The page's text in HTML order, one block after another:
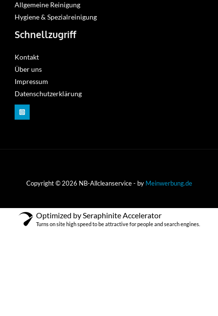
Allgemeine Reinigung
Hygiene & Spezialreinigung
Schnellzugriff
Kontakt
Über uns
Impressum
Datenschutzerklärung
Copyright © 2026 NB-Allcleanservice - by Meinwerbung.de
Optimized by Seraphinite Accelerator
Turns on site high speed to be attractive for people and search engines.